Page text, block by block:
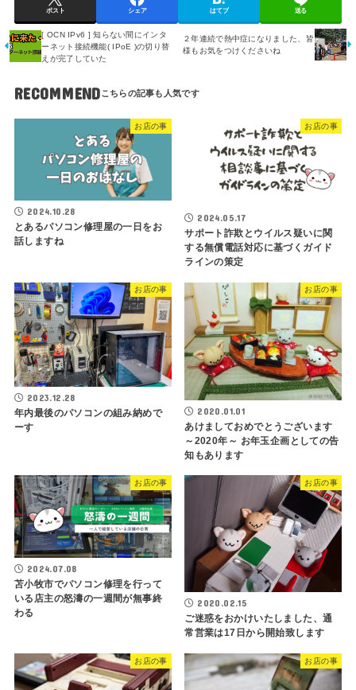
ポスト シェア はてブ 送る
２年連続で熱中症になりました、皆
様もお気をつけくださいね
[ OCN IPv6 ] 知らない間にインタ
ーネット接続機能( IPoE )の切り替
えが完了していた
RECOMMEND
お店の事
2024.10.28
とあるパソコン修理屋の一日をお
話しますね
お店の事
2024.05.17
サポート詐欺とウイルス疑いに関
する無償電話対応に基づくガイド
ラインの策定
お店の事
2023.12.28
年内最後のパソコンの組み納めで
ーす
お店の事
2020.01.01
あけましておめでとうございます
～2020年～ お年玉企画としての告
知もあります
お店の事
2024.07.08
苫小牧市でパソコン修理を行って
いる店主の怒濤の一週間が無事終
わる
お店の事
2020.02.15
ご迷惑をおかけいたしました、通
常営業は17日から開始致します
お店の事 お店の事